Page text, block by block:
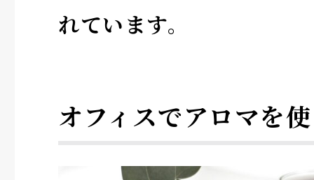
れています。
オフィスでアロマを